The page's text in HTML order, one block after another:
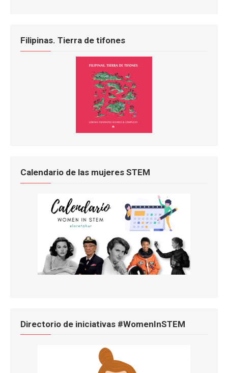
Filipinas. Tierra de tifones
Calendario de las mujeres STEM
Directorio de iniciativas #WomenInSTEM